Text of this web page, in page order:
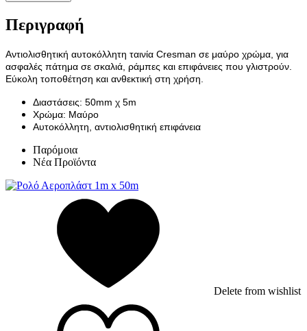
Περιγραφή
Αντιολισθητική αυτοκόλλητη ταινία Cresman σε μαύρο χρώμα, για
ασφαλές πάτημα σε σκαλιά, ράμπες και επιφάνειες που γλιστρούν.
Εύκολη τοποθέτηση και ανθεκτική στη χρήση.
Διαστάσεις: 50mm χ 5m
Χρώμα: Μαύρο
Αυτοκόλλητη, αντιολισθητική επιφάνεια
Παρόμοια
Νέα Προϊόντα
Delete from wishlist